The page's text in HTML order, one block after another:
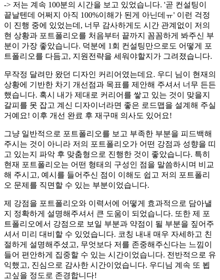
-> 저는 계속 100분의 시간을 보고 있었습니다. '곧 컨설팅이
끝날텐데 어쩌지 아직 100%이해가 된게 아닌데ㅠ' 이런 걱정
이 진행 중에 있었는데, 너무 감사하게도 시간 관계없이 저의
현 상황과 포트폴리오를 처음부터 끝까지 꼼꼼하게 봐주신 부
분이 가장 좋았습니다. 덕분에 1회 컨설팅만으로도 어떻게 포
트폴리오를 다듬고, 지원전략을 세워야할지가 그려졌습니다.
무작정 달려만 왔던 디자인 커리어였는데요. 우디 님이 현재의
상황에 기반한 차기 개선점과 목표를 제안해 주셔서 너무 든든
했습니다. 혹시 내가 제대로 커리어를 쌓고 있는 것이 맞을지
갈피를 못 잡고 계신 디자이너라면 좋은 로드맵을 설계해 주실
거예요! 이후 개선 완료 후 재구매 의사도 있어요!
그냥 일반적으로 포트폴리오를 보고 부족한 부분을 피드백해
주시는 것이 아니라 저의 포트폴리오가 어떤 강점과 성향을 띠
고 있는지 파악 후 맞춤형으로 진행한 것이 좋았습니다. 특히
현재 포트폴리오는 어떤 형태의 구성인 점을 말씀하시며 비교
해 주시고, 예시를 들어주신 점이 이해도 쉽고 저의 포트폴리
오 문제를 직면할 수 있는 부분이었습니다.
제 강점을 포트폴리오와 이력서에 어떻게 효과적으로 담아낼
지 정확하게 설명해주셔서 큰 도움이 되었습니다. 또한 제 포
트폴리오에서 강점으로 보일 부분과 약점이 될 부분을 짚어주
셔서 미리 대비할 수 있었습니다. 코칭 내내 매우 자세하고 친
절하게 설명해주셨고, 무엇보다 저를 존중해주신다는 느낌이
들어 편안하게 집중할 수 있는 시간이었습니다. 전반적으로 유
익했고, 진심으로 감사한 시간이었습니다. 우디님 계속 또 뵙
고싶을 정도로 존경합니다!